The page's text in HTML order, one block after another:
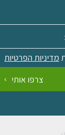
מדיניות הפרטיות
צרפו אותי